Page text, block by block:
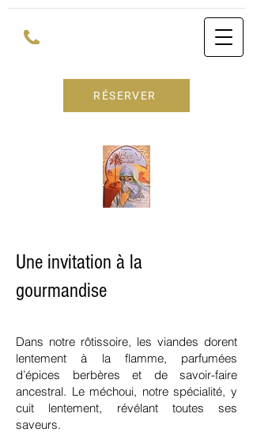
RÉSERVER
Une invitation à la
gourmandise
Dans notre rôtissoire, les viandes dorent
lentement à la flamme, parfumées
d’épices berbères et de savoir-faire
ancestral. Le méchoui, notre spécialité, y
cuit lentement, révélant toutes ses
saveurs.